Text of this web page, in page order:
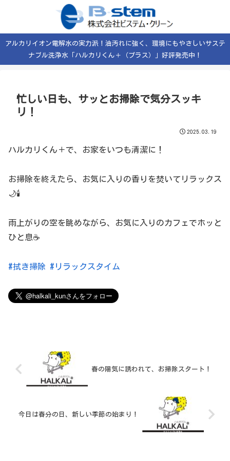
アルカリイオン電解水の実力派！油汚れに強く、環境にもやさしいサステ
ナブル洗浄水「ハルカリくん＋（プラス）」好評発売中！
忙しい日も、サッとお掃除で気分スッキ
リ！
2025.03.19
ハルカリくん＋で、お家をいつも清潔に！
お掃除を終えたら、お気に入りの香りを焚いてリラックス
🌙🕯️
雨上がりの空を眺めながら、お気に入りのカフェでホッと
ひと息☕️
#拭き掃除 #リラックスタイム
春の陽気に誘われて、お掃除スタート！
今日は春分の日、新しい季節の始まり！